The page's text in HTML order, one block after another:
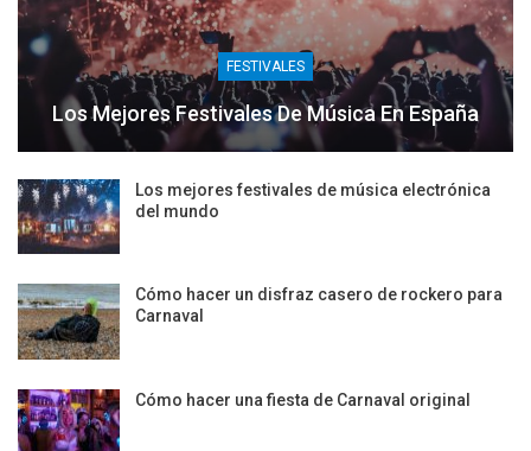
FESTIVALES
Los Mejores Festivales De Música En España
Los mejores festivales de música electrónica
del mundo
Cómo hacer un disfraz casero de rockero para
Carnaval
Cómo hacer una fiesta de Carnaval original